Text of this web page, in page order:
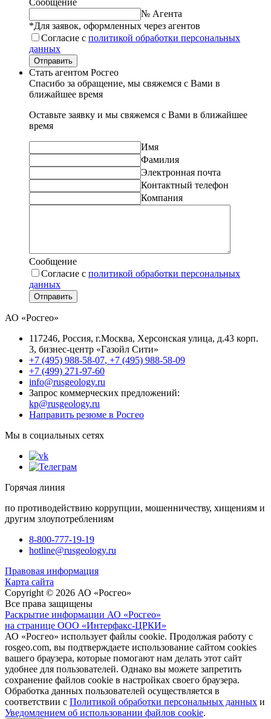
Сообщение
№ Агента
*Для заявок, оформленных через агентов
Согласие с политикой обработки персональных
данных
Отправить
Стать агентом Росгео
Спасибо за обращение, мы свяжемся с Вами в
ближайшее время
Оставьте заявку и мы свяжемся с Вами в ближайшее
время
Имя
Фамилия
Электронная почта
Контактный телефон
Компания
Сообщение
Согласие с политикой обработки персональных
данных
Отправить
АО «Росгео»
117246, Россия, г.Москва, Херсонская улица, д.43 корп.
3, бизнес-центр «Газойл Сити»
+7 (495) 988-58-07, +7 (495) 988-58-09
+7 (499) 271-97-60
info@rusgeology.ru
Запрос коммерческих предложений:
kp@rusgeology.ru
Направить резюме в Росгео
Мы в социальных сетях
Горячая линия
по противодействию коррупции, мошенничеству, хищениям и
другим злоупотреблениям
8-800-777-19-19
hotline@rusgeology.ru
Правовая информация
Карта сайта
Copyright © 2026 АО «Росгео»
Все права защищены
Раскрытие информации АО «Росгео»
на странице ООО «Интерфакс-ЦРКИ»
АО «Росгео» использует файлы cookie. Продолжая работу с
rosgeo.com, вы подтверждаете использование сайтом cookies
вашего браузера, которые помогают нам делать этот сайт
удобнее для пользователей. Однако вы можете запретить
сохранение файлов cookie в настройках своего браузера.
Обработка данных пользователей осуществляется в
соответствии с Политикой обработки персональных данных и
Уведомлением об использовании файлов cookie.